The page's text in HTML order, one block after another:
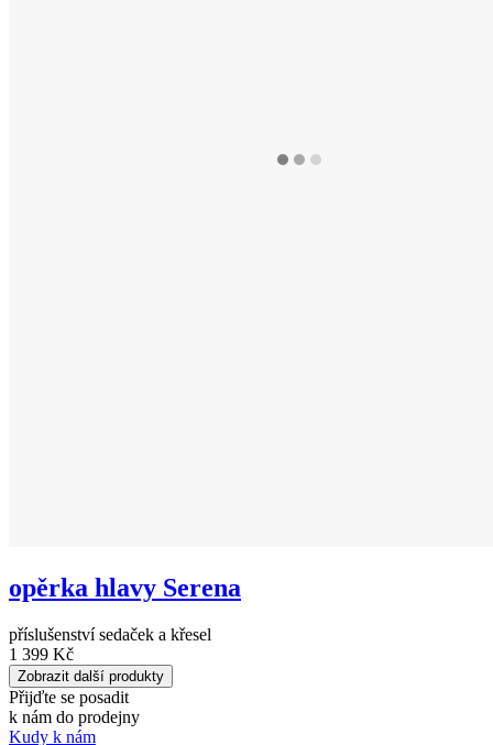
opěrka hlavy Serena
příslušenství sedaček a křesel
1 399 Kč
Zobrazit další produkty
Přijďte se posadit
k nám do prodejny
Kudy k nám